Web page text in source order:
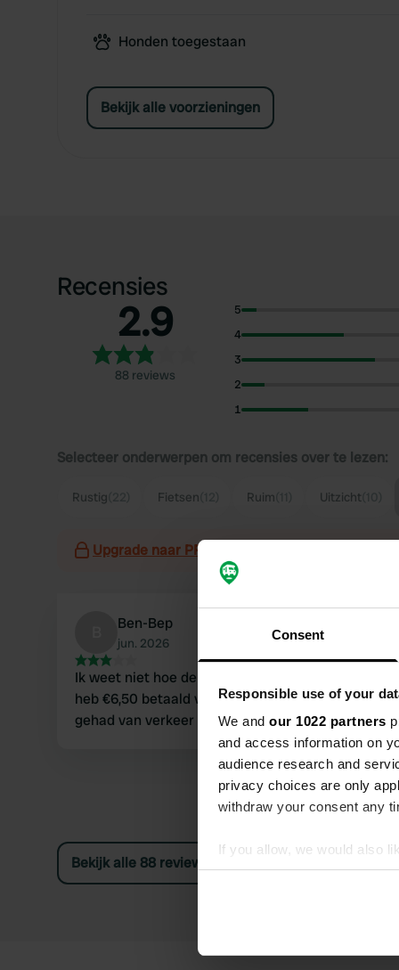
Consent
Responsible use of your
We and our 1022 partners
and access information on
audience research and
privacy choices are only
withdraw your consent any
If you allow, we would also
Collect information
Find out more about how
Honden toegestaan
Bekijk alle voorzieningen
Recensies
2.9
88 reviews
5
4
3
2
1
Selecteer onderwerpen om recensies over te lezen:
Rustig Fietsen Ruim Uitzicht
Upgrade naar PRO+
Ben-Bep
jun. 2026
Ik weet niet hoe de kosten berekend, maar ik
heb €6,50 betaald voor één persoon. Geen last
gehad van verkeer en hangjongeren
Bekijk alle 88 reviews